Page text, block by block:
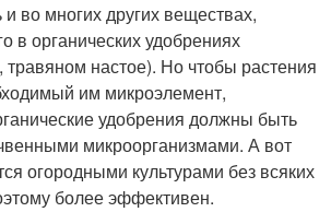
и во многих других веществах,
в органических удобрениях
травяном настое). Но чтобы растения
им микроэлемент,
удобрения должны быть
микроорганизмами. А вот
огородными культурами без всяких
более эффективен.